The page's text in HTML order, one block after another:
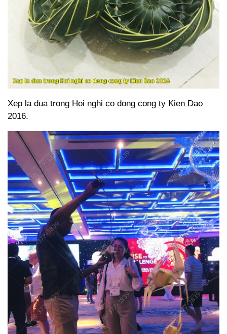
Xep la dua trong Hoi nghi co dong cong ty Kien Dao
2016.